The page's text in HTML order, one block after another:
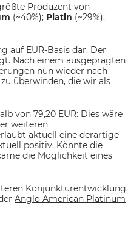
Produzent von
(~40%); Platin (~29%);
auf EUR-Basis dar. Der
Nach einem ausgeprägten
nun wieder nach
überwinden, die wir als
von 79,20 EUR: Dies wäre
weiteren
aktuell eine derartige
positiv. Könnte die
die Möglichkeit eines
Konjunkturentwicklung.
Anglo American Platinum